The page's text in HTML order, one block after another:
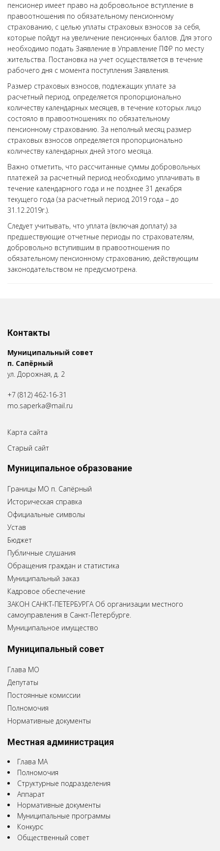
пенсионер имеет право на добровольное вступление в
правоотношения по обязательному пенсионному
страхованию, с целью уплаты страховых взносов за себя,
которые пойдут на увеличение пенсионных баллов. Для этого
необходимо подать Заявление в Управление ПФР по месту
жительства. Постановка на учет осуществляется в течение
рабочего дня с момента поступления Заявления.
Размер страховых взносов, подлежащих уплате за
расчетный период, определяется пропорционально
количеству календарных месяцев, в течение которых лицо
состояло в правоотношениях по обязательному
пенсионному страхованию. За неполный месяц размер
страховых взносов определяется пропорционально
количеству календарных дней этого месяца.
Важно отметить, что рассчитанные суммы добровольных
платежей за расчетный период необходимо уплачивать в
течение календарного года и не позднее 31 декабря
текущего года (за расчетный период 2019 года – до
31.12.2019г.).
Следует учитывать, что уплата (включая доплату) за
предшествующие отчетные периоды по страхователям,
добровольно вступившим в правоотношения по
обязательному пенсионному страхованию, действующим
законодательством не предусмотрена.
Контакты
Муниципальный совет
п. Сапёрный
ул. Дорожная, д. 2
+7 (812) 462-16-31
mo.saperka@mail.ru
Карта сайта
Старый сайт
Муниципальное образование
Границы МО п. Сапёрный
Историческая справка
Официальные символы
Устав
Бюджет
Публичные слушания
Обращения граждан и статистика
Муниципальный заказ
Кадровое обеспечение
ЗАКОН САНКТ-ПЕТЕРБУРГА Об организации местного
самоуправления в Санкт-Петербурге.
Муниципальное имущество
Муниципальный совет
Глава МО
Депутаты
Постоянные комиссии
Полномочия
Нормативные документы
Местная администрация
Глава МА
Полномочия
Структурные подразделения
Аппарат
Нормативные документы
Муниципальные программы
Конкурс
Общественный совет